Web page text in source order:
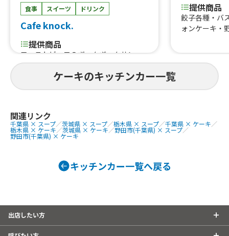
食事 スイーツ ドリンク
Cafe knock.
提供商品
ローストビーフのぎゅんぎゅんサン
ド、レモンスパイシードッグ、ジャーマ
ンドッグ、ベルギーワッフル、オーツa
提供商品
餃子各種・バ
ォンケーキ・
ケーキのキッチンカー一覧
関連リンク
千葉県 × スープ／茨城県 × スープ／栃木県 × スープ／千葉県 × ケーキ／
栃木県 × ケーキ／茨城県 × ケーキ／野田市(千葉県) × スープ／
野田市(千葉県) × ケーキ
キッチンカー一覧へ戻る
出店したい方